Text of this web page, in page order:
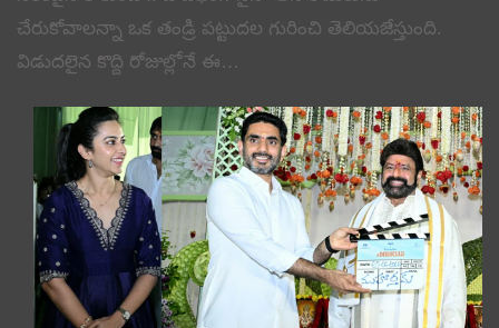
చేరుకోవాలన్నా ఒక తండ్రి పట్టుదల గురించి తెలియజేస్తుంది.
విడుదలైన కొద్ది రోజుల్లోనే ఈ…